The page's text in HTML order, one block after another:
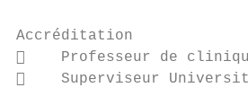
Accréditation
    Professeur de
    Superviseur